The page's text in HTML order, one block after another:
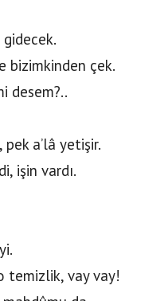
bizimkinden çek.
desem?..
a’lâ yetişir.
işin vardı.
temizlik, vay vay!